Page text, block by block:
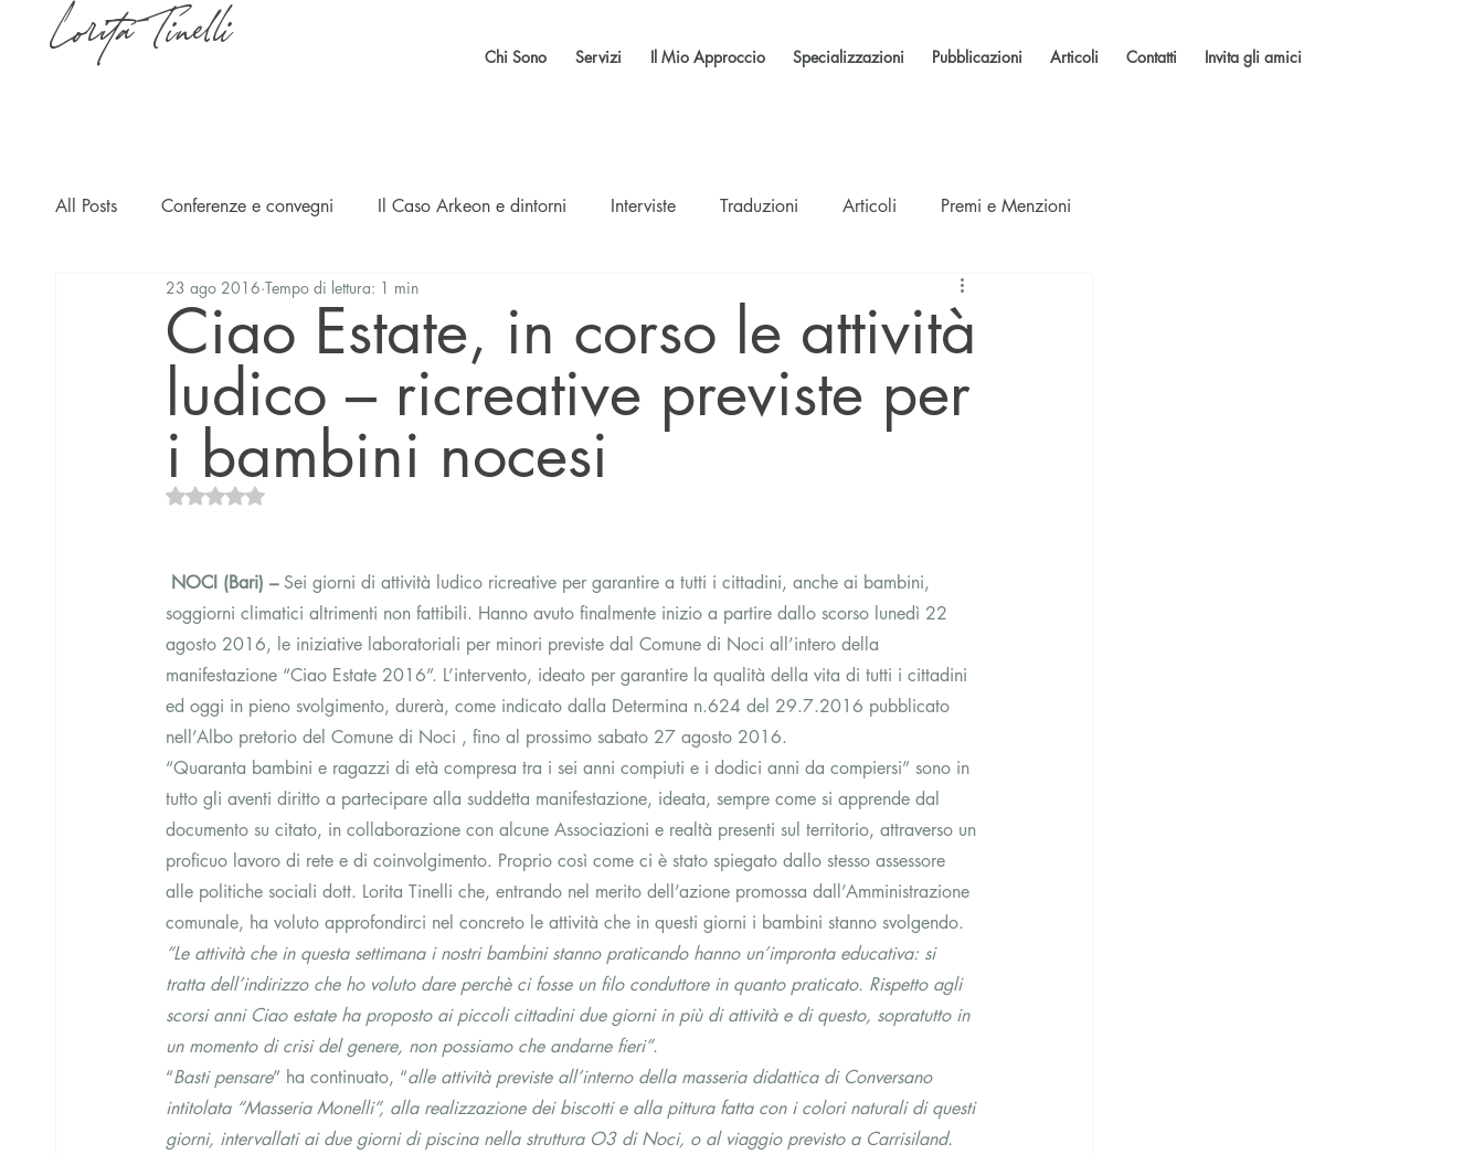
Lorita Tinelli Chi Sono Servizi Il Mio Approccio Specializzazioni Pubblicazioni Articoli Contatti Invita gli amici
All Posts Conferenze e convegni Il Caso Arkeon e dintorni Interviste Traduzioni Articoli Premi e Menzioni
Ripercussioni Articoli in inglese
Ciao Estate, in corso le attività
ludico – ricreative previste per
i bambini nocesi
23 ago 2016 Tempo di lettura: 1 min
Valutazione NaN stelle su 5.
NOCI (Bari) – Sei giorni di attività ludico ricreative per garantire a tutti i cittadini, anche ai bambini,
soggiorni climatici altrimenti non fattibili. Hanno avuto finalmente inizio a partire dallo scorso lunedì 22
agosto 2016, le iniziative laboratoriali per minori previste dal Comune di Noci all’intero della
manifestazione “Ciao Estate 2016”. L’intervento, ideato per garantire la qualità della vita di tutti i cittadini
ed oggi in pieno svolgimento, durerà, come indicato dalla Determina n.624 del 29.7.2016 pubblicato
nell’Albo pretorio del Comune di Noci , fino al prossimo sabato 27 agosto 2016.
“Quaranta bambini e ragazzi di età compresa tra i sei anni compiuti e i dodici anni da compiersi” sono in
tutto gli aventi diritto a partecipare alla suddetta manifestazione, ideata, sempre come si apprende dal
documento su citato, in collaborazione con alcune Associazioni e realtà presenti sul territorio, attraverso un
proficuo lavoro di rete e di coinvolgimento. Proprio così come ci è stato spiegato dallo stesso assessore
alle politiche sociali dott. Lorita Tinelli che, entrando nel merito dell’azione promossa dall’Amministrazione
comunale, ha voluto approfondirci nel concreto le attività che in questi giorni i bambini stanno svolgendo.
“Le attività che in questa settimana i nostri bambini stanno praticando hanno un’impronta educativa: si
tratta dell’indirizzo che ho voluto dare perchè ci fosse un filo conduttore in quanto praticato. Rispetto agli
scorsi anni Ciao estate ha proposto ai piccoli cittadini due giorni in più di attività e di questo, sopratutto in
un momento di crisi del genere, non possiamo che andarne fieri”.
“Basti pensare” ha continuato, “alle attività previste all’interno della masseria didattica di Conversano
intitolata “Masseria Monelli”, alla realizzazione dei biscotti e alla pittura fatta con i colori naturali di questi
giorni, intervallati ai due giorni di piscina nella struttura O3 di Noci, o al viaggio previsto a Carrisiland.